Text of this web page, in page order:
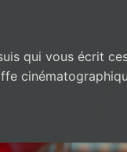
qui vous écrit